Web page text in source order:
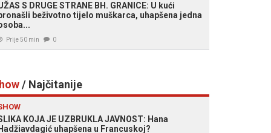
S DRUGE STRANE BH. GRANICE: U kući
beživotno tijelo muškarca, uhapšena jedna
Prije 50 min 0
/ Najčitanije
KOJA JE UZBRUKLA JAVNOST: Hana
uhapšena u Francuskoj?